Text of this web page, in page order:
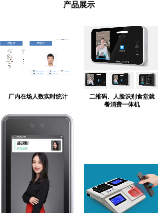
产品展示
厂内在场人数实时统计
二维码、人脸识别食堂就
餐消费一体机